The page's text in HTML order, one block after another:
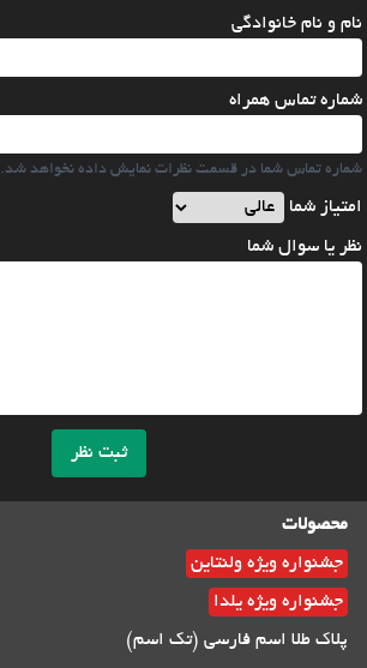
نام و نام خانوادگی
شماره تماس همراه
شماره تماس شما در قسمت نظرات نمایش داده نخواهد شد.
امتیاز شما
نظر یا سوال شما
ثبت نظر
محصولات
جشنواره ویژه ولنتاین
جشنواره ویژه یلدا
پلاک طلا اسم فارسی (تک اسم)